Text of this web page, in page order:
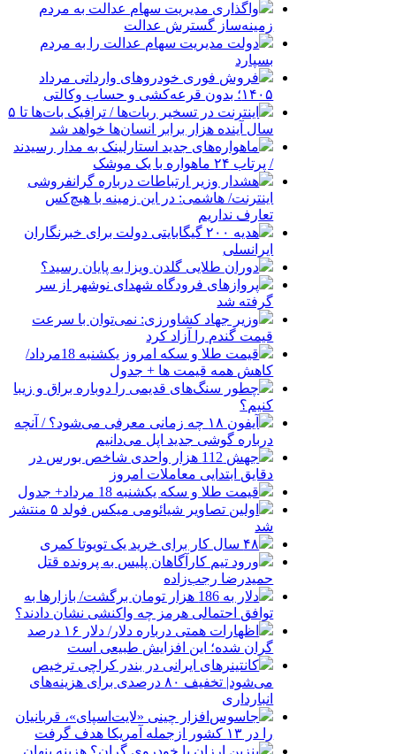
واگذاری مدیریت سهام عدالت به مردم
زمینه‌ساز گسترش عدالت
دولت مدیریت سهام عدالت را به مردم
بسپارد
فروش فوری خودروهای وارداتی مرداد
۱۴۰۵؛ بدون قرعه‌کشی و حساب وکالتی
اینترنت در تسخیر ربات‌ها / ترافیک بات‌ها تا ۵
سال آینده هزار برابر انسان‌ها خواهد شد
ماهواره‌های جدید استارلینک به مدار رسیدند
/ پرتاب ۲۴ ماهواره با یک موشک
هشدار وزیر ارتباطات درباره گرانفروشی
اینترنت/ هاشمی: در این زمینه با هیچ‌کس
تعارف نداریم
هدیه ۲۰۰ گیگابایتی دولت برای خبرنگاران
ایرانسلی
دوران طلایی گلدن ویزا به پایان رسید؟
پروازهای فرودگاه شهدای نوشهر از سر
گرفته شد
وزیر جهاد کشاورزی: نمی‌توان با سرعت
قیمت گندم را آزاد کرد
قیمت طلا و سکه امروز یکشنبه 18مرداد/
کاهش همه قیمت ها + جدول
چطور سنگ‌های قدیمی را دوباره براق و زیبا
کنیم؟
آیفون ۱۸ چه زمانی معرفی می‌شود؟ / آنچه
درباره گوشی جدید اپل می‌دانیم
جهش 112 هزار واحدی شاخص بورس در
دقایق ابتدایی معاملات امروز
قیمت طلا و سکه یکشنبه 18 مرداد+ جدول
اولین تصاویر شیائومی میکس فولد ۵ منتشر
شد
۴۸ سال کار برای خرید یک تویوتا کمری
ورود تیم کارآگاهان پلیس به پرونده قتل
حمیدرضا رجب‌زاده
دلار به 186 هزار تومان برگشت/ بازارها به
توافق احتمالی هرمز چه واکنشی نشان دادند؟
اظهارات همتی درباره دلار/ دلار ۱۶ درصد
گران شده؛ این افزایش طبیعی است
کانتینرهای ایرانی در بندر کراچی ترخیص
می‌شود| تخفیف ۸۰ درصدی برای هزینه‌های
انبارداری
جاسوس‌افزار چینی «لایت‌اسپای»، قربانیان
را در ۱۳ کشور ازجمله آمریکا هدف گرفت